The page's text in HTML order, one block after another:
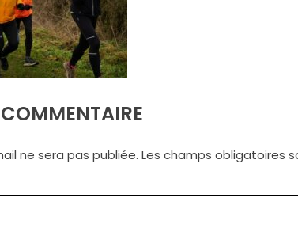
ne sera pas publiée. Les champs obligatoires